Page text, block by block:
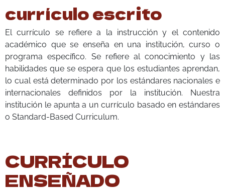
currículo escrito
El currículo se refiere a la instrucción y el contenido
académico que se enseña en una institución, curso o
programa específico. Se refiere al conocimiento y las
habilidades que se espera que los estudiantes aprendan,
lo cual está determinado por los estándares nacionales e
internacionales definidos por la institución. Nuestra
institución le apunta a un currículo basado en estándares
o Standard-Based Curriculum.
CURRÍCULO
ENSEÑADO